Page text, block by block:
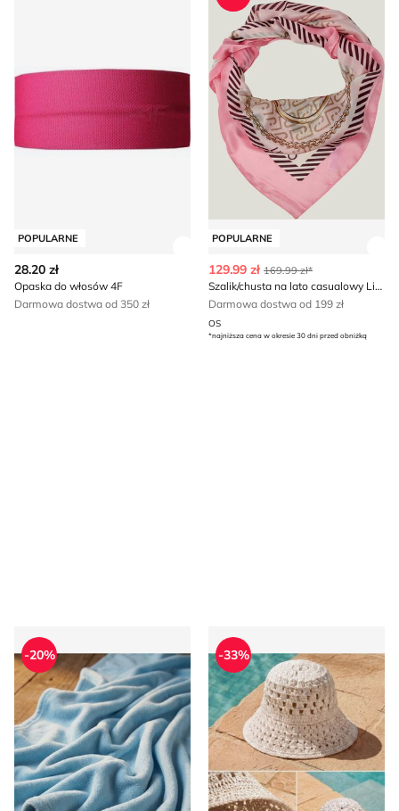
POPULARNE
28.20 zł
Opaska do włosów 4F
Darmowa dostwa od 350 zł
POPULARNE
129.99 zł 169.99 zł*
Szalik/chusta na lato casualowy Liu Jo
Darmowa dostwa od 199 zł
OS
*najniższa cena w okresie 30 dni przed obniżką
Szalik/chusta Sinsay
-20%
Kapelusz damski Mohito
-33%